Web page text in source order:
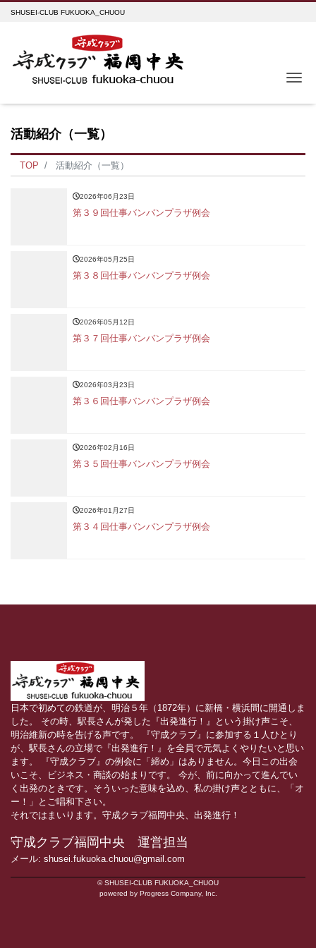
SHUSEI-CLUB FUKUOKA_CHUOU
活動紹介（一覧）
TOP 活動紹介（一覧）
2026年06月23日
第３９回仕事バンバンプラザ例会
2026年05月25日
第３８回仕事バンバンプラザ例会
2026年05月12日
第３７回仕事バンバンプラザ例会
2026年03月23日
第３６回仕事バンバンプラザ例会
2026年02月16日
第３５回仕事バンバンプラザ例会
2026年01月27日
第３４回仕事バンバンプラザ例会
日本で初めての鉄道が、明治５年（1872年）に新橋・横浜間に開通しま
した。 その時、駅長さんが発した『出発進行！』という掛け声こそ、
明治維新の時を告げる声です。 『守成クラブ』に参加する１人ひとり
が、駅長さんの立場で『出発進行！』を全員で元気よくやりたいと思い
ます。 『守成クラブ』の例会に「締め」はありません。今日この出会
いこそ、ビジネス・商談の始まりです。 今が、前に向かって進んでい
く出発のときです。そういった意味を込め、私の掛け声とともに、「オ
ー！」とご唱和下さい。
それではまいります。守成クラブ福岡中央、出発進行！
守成クラブ福岡中央 運営担当
メール: shusei.fukuoka.chuou@gmail.com
© SHUSEI-CLUB FUKUOKA_CHUOU
powered by Progress Company, Inc.